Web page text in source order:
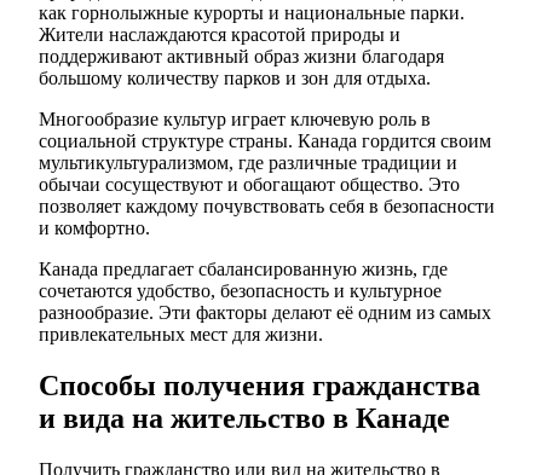
как горнолыжные курорты и национальные парки.
Жители наслаждаются красотой природы и
поддерживают активный образ жизни благодаря
большому количеству парков и зон для отдыха.
Многообразие культур играет ключевую роль в
социальной структуре страны. Канада гордится своим
мультикультурализмом, где различные традиции и
обычаи сосуществуют и обогащают общество. Это
позволяет каждому почувствовать себя в безопасности
и комфортно.
Канада предлагает сбалансированную жизнь, где
сочетаются удобство, безопасность и культурное
разнообразие. Эти факторы делают её одним из самых
привлекательных мест для жизни.
Способы получения гражданства
и вида на жительство в Канаде
Получить гражданство или вид на жительство в